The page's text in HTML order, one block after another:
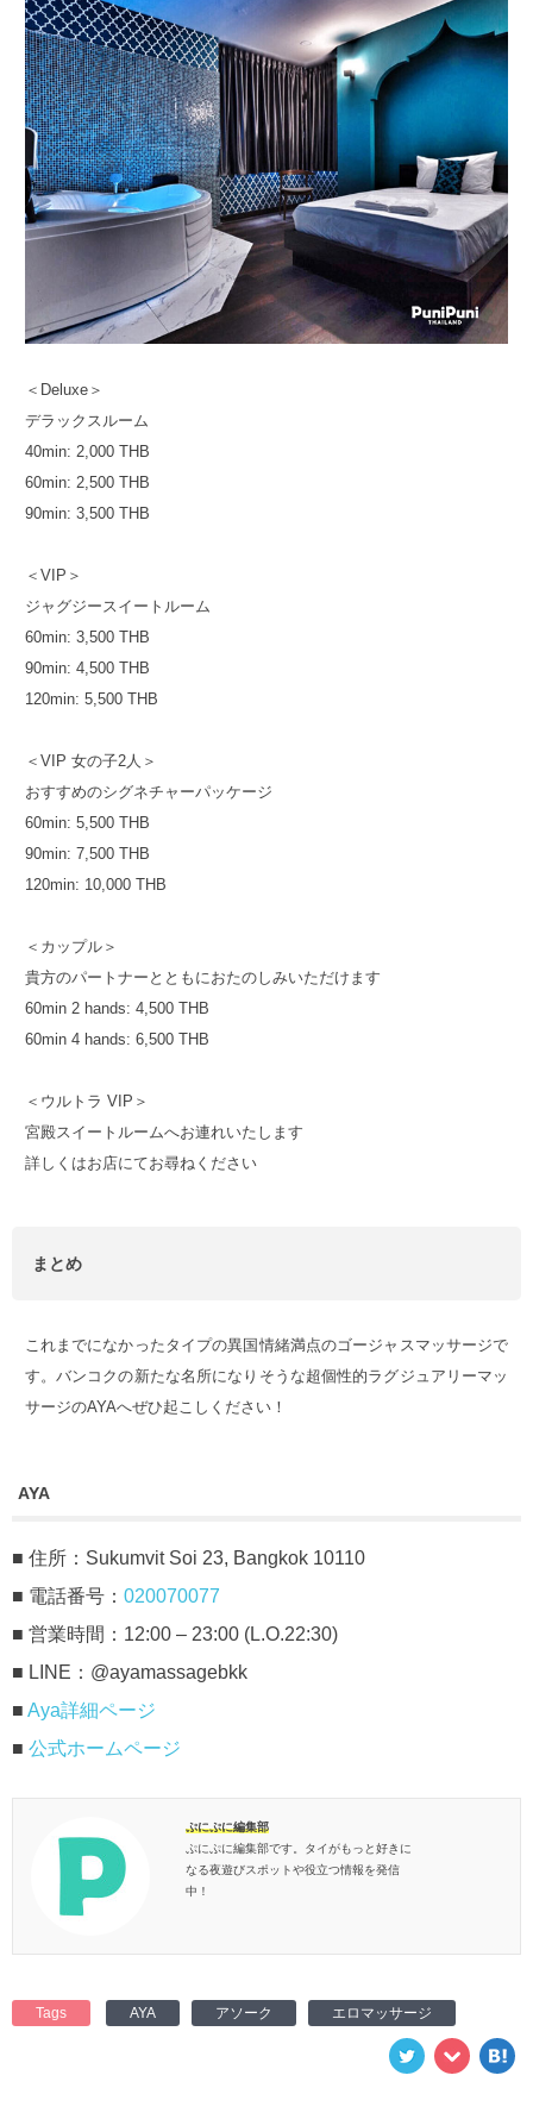
＜Deluxe＞
デラックスルーム
40min: 2,000 THB
60min: 2,500 THB
90min: 3,500 THB
＜VIP＞
ジャグジースイートルーム
60min: 3,500 THB
90min: 4,500 THB
120min: 5,500 THB
＜VIP 女の子2人＞
おすすめのシグネチャーパッケージ
60min: 5,500 THB
90min: 7,500 THB
120min: 10,000 THB
＜カップル＞
貴方のパートナーとともにおたのしみいただけます
60min 2 hands: 4,500 THB
60min 4 hands: 6,500 THB
＜ウルトラ VIP＞
宮殿スイートルームへお連れいたします
詳しくはお店にてお尋ねください
まとめ
これまでになかったタイプの異国情緒満点のゴージャスマッサージで
す。バンコクの新たな名所になりそうな超個性的ラグジュアリーマッ
サージのAYAへぜひ起こしください！
AYA
■ 住所：Sukumvit Soi 23, Bangkok 10110
■ 電話番号： 020070077
■ 営業時間：12:00 – 23:00 (L.O.22:30)
■ LINE：@ayamassagebkk
■ Aya詳細ページ
■ 公式ホームページ
ぷにぷに編集部
ぷにぷに編集部です。タイがもっと好きに
なる夜遊びスポットや役立つ情報を発信
中！
Tags AYA アソーク エロマッサージ